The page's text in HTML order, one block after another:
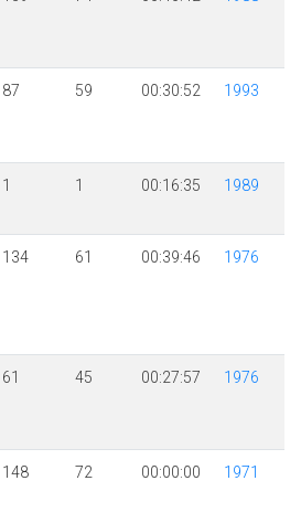
87 59 00:30:52 1993
1 1 00:16:35 1989
134 61 00:39:46 1976
61 45 00:27:57 1976
148 72 00:00:00 1971